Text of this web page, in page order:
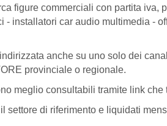
figure commerciali con partita iva,
installatori car audio multimedia -
anche su uno solo dei
provinciale o regionale.
meglio consultabili tramite link che
settore di riferimento e liquidati